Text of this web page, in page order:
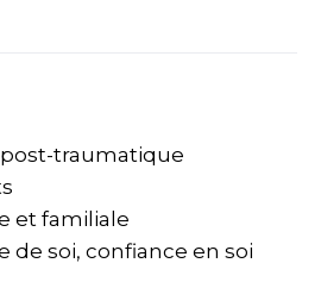
traumatique
et familiale
de soi, confiance en soi